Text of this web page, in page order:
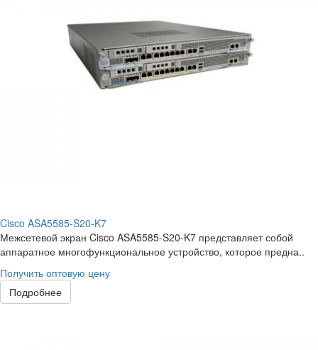
Cisco ASA5585-S20-K7
Межсетевой экран Cisco ASA5585-S20-K7 представляет собой
аппаратное многофункциональное устройство, которое предна..
Получить оптовую цену
Подробнее